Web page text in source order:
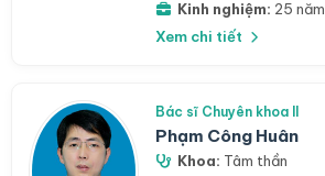
Kinh nghiệm: 25 năm
Xem chi tiết
Bác sĩ Chuyên khoa II
Phạm Công Huân
Khoa: Tâm thần